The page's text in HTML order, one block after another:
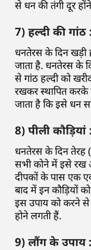
से धन की तंगी दूर
7) हल्दी की गांठ :
धनतेरस के दिन खड़ी
जाता है. धनतेरस के
से गांठ हल्दी को
रखकर स्थापित करके
जाता है कि इसे धन
8) पीली कौड़ियां :
धनतेरस के दिन
सभी कोने में इसे रख
दीपकों के पास एक
बाद में इन कौड़ियों
इस उपाय को करने
होने लगती हैं.
9) लौंग के उपाय :